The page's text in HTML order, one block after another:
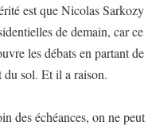
est que Nicolas Sarkozy
de demain, car ce
les débats en partant de
du sol. Et il a raison.
des échéances, on ne peut